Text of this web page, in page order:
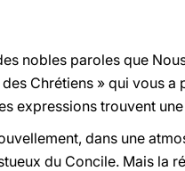
nobles paroles que
Chrétiens » qui vous
expressions trouvent
dans une
du Concile. Mais la